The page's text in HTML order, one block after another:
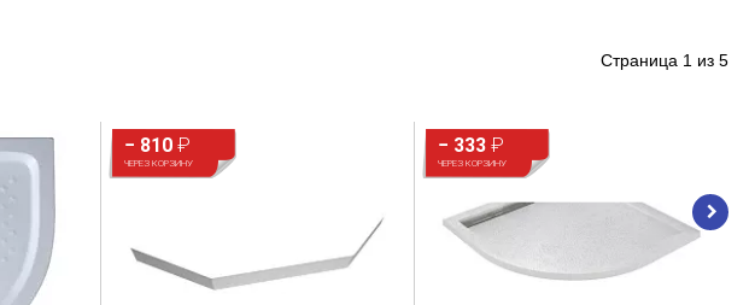
Страница 1 из 5
− 810 ₽
ЧЕРЕЗ КОРЗИНУ
− 333 ₽
ЧЕРЕЗ КОРЗИНУ